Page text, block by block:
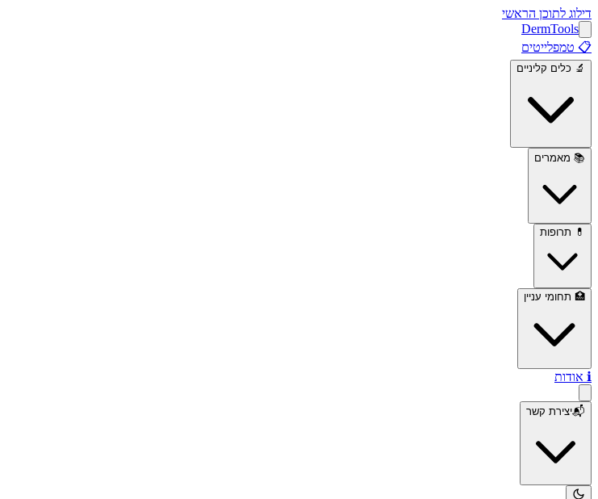
דילוג לתוכן הראשי
DermTools
📋 טמפלייטים
🔬 כלים קליניים
📚 מאמרים
💊 תרופות
🏥 תחומי עניין
ℹ️ אודות
📬יצירת קשר